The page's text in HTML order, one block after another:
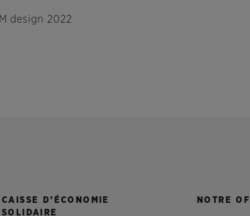
design 2022
CAISSE D’ÉCONOMIE
SOLIDAIRE
NOTRE